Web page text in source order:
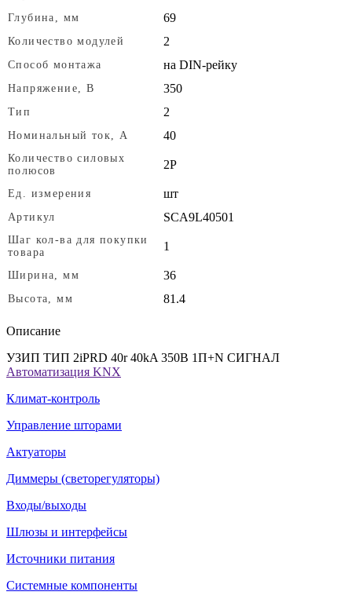
Глубина, мм 69
Количество модулей 2
Способ монтажа на DIN-рейку
Напряжение, В 350
Тип 2
Номинальный ток, A 40
Количество силовых
полюсов
2P
Ед. измерения шт
Артикул SCA9L40501
Шаг кол-ва для покупки
товара
1
Ширина, мм 36
Высота, мм 81.4
Описание
УЗИП ТИП 2iPRD 40r 40kA 350В 1П+N СИГНАЛ
Автоматизация KNX
Климат-контроль
Управление шторами
Актуаторы
Диммеры (светорегуляторы)
Входы/выходы
Шлюзы и интерфейсы
Источники питания
Системные компоненты